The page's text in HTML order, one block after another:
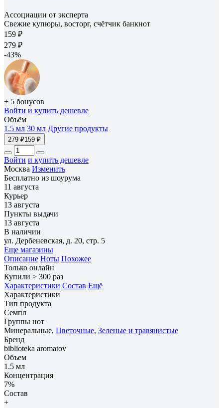
Ассоциации от эксперта
Свежие купюры, восторг, счётчик банкнот
159 ₽
279 ₽
-43%
+ 5 бонусов
Войти и купить дешевле
Объём
1.5 мл 30 мл Другие продукты
279 ₽159 ₽
Войти и купить дешевле
Москва Изменить
Бесплатно из шоурума
11 августа
Курьер
13 августа
Пункты выдачи
13 августа
В наличии
ул. Дербеневская, д. 20, стр. 5
Еще магазины
Описание Ноты Похожее
Только онлайн
Купили > 300 раз
Характеристики Состав Ещё
Характеристики
Тип продукта
Семпл
Группы нот
Минеральные, Цветочные, Зеленые и травянистые
Бренд
biblioteka aromatov
Объем
1.5 мл
Концентрация
7%
Состав
+